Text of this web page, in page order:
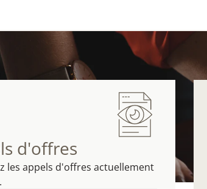
d'offres
les appels d'offres actuellement